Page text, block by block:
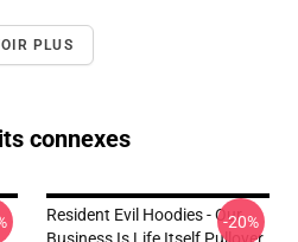
PLUS
connexes
Resident Evil Hoodies - Our-20%